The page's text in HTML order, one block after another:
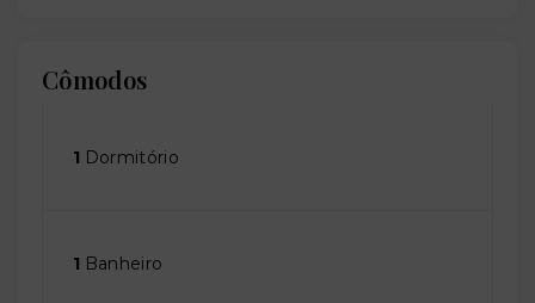
Cômodos
1 Dormitório
1 Banheiro